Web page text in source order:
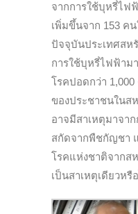
จากการใช้บุหรี่ไฟ
เพิ่มขึ้นจาก 153 คน
ปัจจุบันประเทศสห
การใช้บุหรี่ไฟฟ้าม
โรคปอดกว่า 1,000
ของประชาชนในส
อาจมีสาเหตุมาจา
สกัดจากพืชกัญชา
โรคแห่งชาติจากส
เป็นสาเหตุเดียวหรื